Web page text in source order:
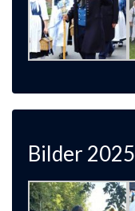
Bilder 2025